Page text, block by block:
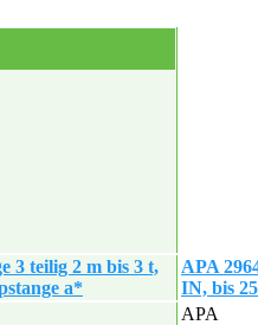
3 teilig 2 m bis 3 t,
a*
APA
IN, bis
APA